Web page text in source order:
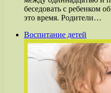
беседовать с ребенком
это время. Родители…
Воспитание детей